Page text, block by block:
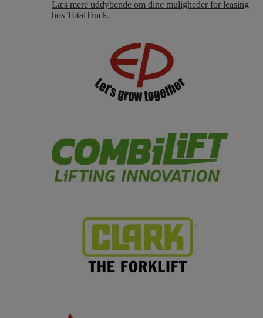
Læs mere uddybende om dine muligheder for leasing
hos TotalTruck.